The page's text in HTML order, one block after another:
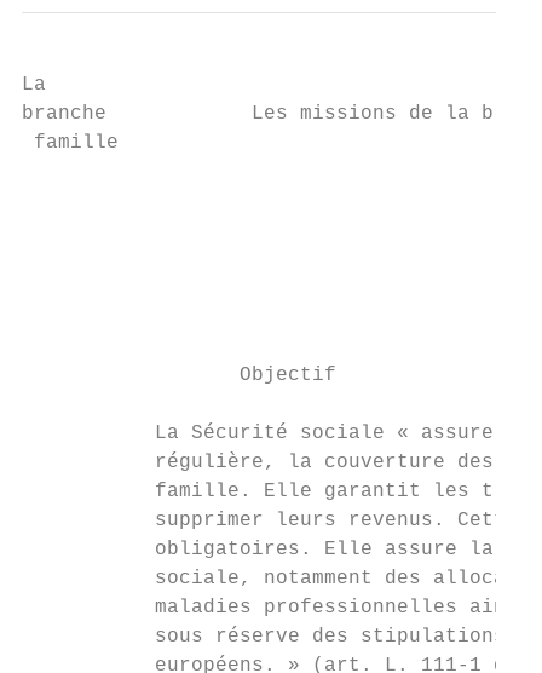
La
branche            Les missions de la
famille
                  Objectif
La Sécurité sociale « assure,
régulière, la couverture des
famille. Elle garantit les
supprimer leurs revenus. Cette
obligatoires. Elle assure la
sociale, notamment des
maladies professionnelles
sous réserve des stipulations
européens. » (art. L. 111-1 du